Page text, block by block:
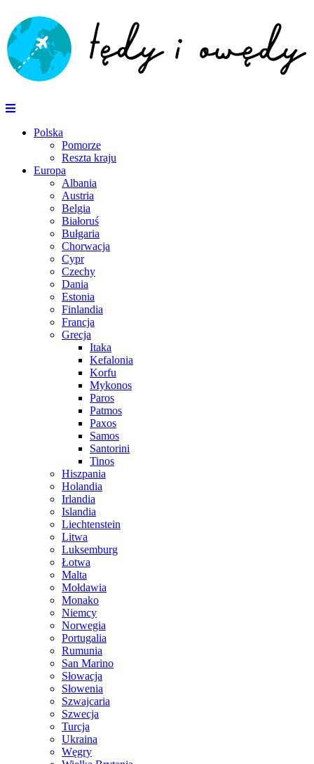
Polska
Pomorze
Reszta kraju
Europa
Albania
Austria
Belgia
Białoruś
Bułgaria
Chorwacja
Cypr
Czechy
Dania
Estonia
Finlandia
Francja
Grecja
Itaka
Kefalonia
Korfu
Mykonos
Paros
Patmos
Paxos
Samos
Santorini
Tinos
Hiszpania
Holandia
Irlandia
Islandia
Liechtenstein
Litwa
Luksemburg
Łotwa
Malta
Mołdawia
Monako
Niemcy
Norwegia
Portugalia
Rumunia
San Marino
Słowacja
Słowenia
Szwajcaria
Szwecja
Turcja
Ukraina
Węgry